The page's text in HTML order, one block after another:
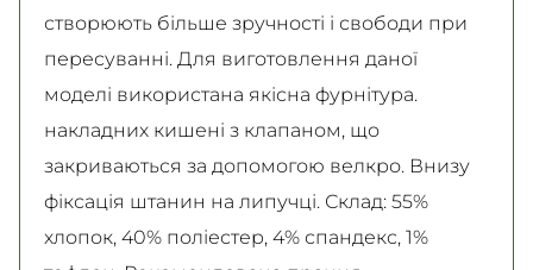
створюють більше зручності і свободи при
пересуванні. Для виготовлення даної
моделі використана якісна фурнітура.
накладних кишені з клапаном, що
закриваються за допомогою велкро. Внизу
фіксація штанин на липучці. Склад: 55%
хлопок, 40% поліестер, 4% спандекс, 1%